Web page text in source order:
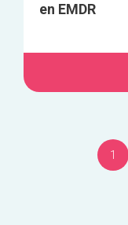
en EMDR
1